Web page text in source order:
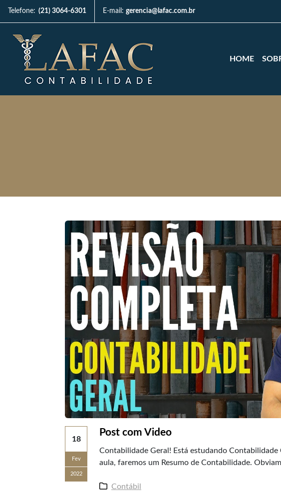
Telefone: (21) 3064-6301 E-mail: gerencia@lafac.com.br
HOME
18
Fev
2022
Post com Video
Contabilidade Geral! Está estudando Contabilidade
aula, faremos um Resumo de Contabilidade.
Contábil